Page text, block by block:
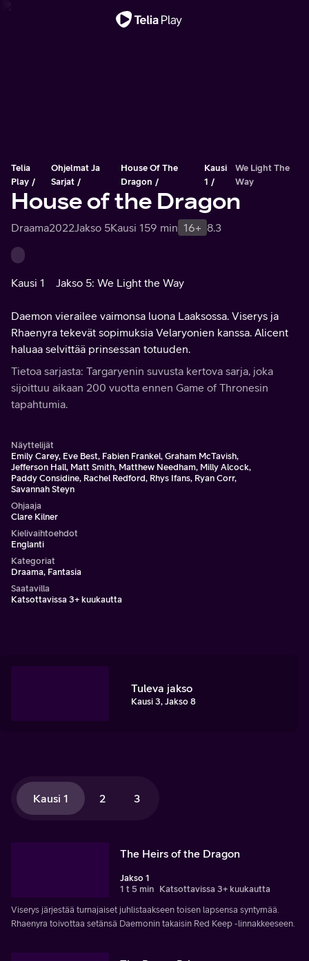
Telia
Play
Ohjelmat Ja
Sarjat
House Of The
Dragon
Kausi
1
We Light The
Way
House of the Dragon
Draama2022Jakso 5Kausi 159 min 16+ 8.3
Kausi 1 Jakso 5: We Light the Way
Daemon vierailee vaimonsa luona Laaksossa. Viserys ja
Rhaenyra tekevät sopimuksia Velaryonien kanssa. Alicent
haluaa selvittää prinsessan totuuden.
Tietoa sarjasta: Targaryenin suvusta kertova sarja, joka
sijoittuu aikaan 200 vuotta ennen Game of Thronesin
tapahtumia.
Näyttelijät
Emily Carey, Eve Best, Fabien Frankel, Graham McTavish,
Jefferson Hall, Matt Smith, Matthew Needham, Milly Alcock,
Paddy Considine, Rachel Redford, Rhys Ifans, Ryan Corr,
Savannah Steyn
Ohjaaja
Clare Kilner
Kielivaihtoehdot
Englanti
Kategoriat
Draama, Fantasia
Saatavilla
Katsottavissa 3+ kuukautta
Tuleva jakso
Kausi 3, Jakso 8
Kausi 1 2 3
The Heirs of the Dragon
Jakso 1
1 t 5 min Katsottavissa 3+ kuukautta
Viserys järjestää turnajaiset juhlistaakseen toisen lapsensa syntymää.
Rhaenyra toivottaa setänsä Daemonin takaisin Red Keep -linnakkeeseen.